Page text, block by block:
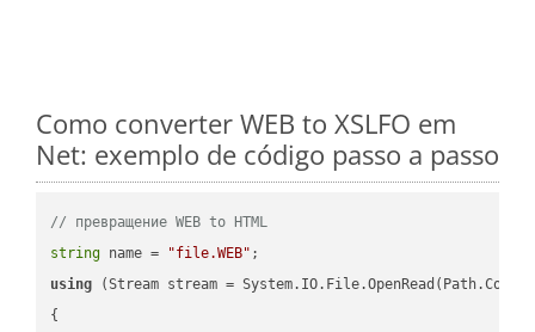
Como converter WEB to XSLFO em
Net: exemplo de código passo a passo
// превращение WEB to HTML
string name = "file.WEB"
using (Stream stream =
{